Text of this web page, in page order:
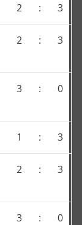
2 : 3
2 : 3
3 : 0
1 : 3
2 : 3
3 : 0